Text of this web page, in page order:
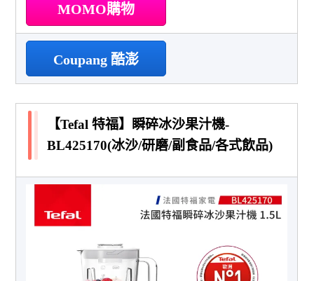
MOMO購物
Coupang 酷澎
【Tefal 特福】瞬碎冰沙果汁機-
BL425170(冰沙/研磨/副食品/各式飲品)